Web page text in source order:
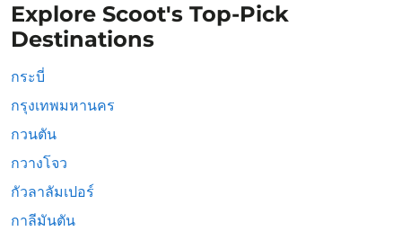
Explore Scoot's Top-Pick
Destinations
กระบี่
กรุงเทพมหานคร
กวนตัน
กวางโจว
กัวลาลัมเปอร์
กาลีมันตัน